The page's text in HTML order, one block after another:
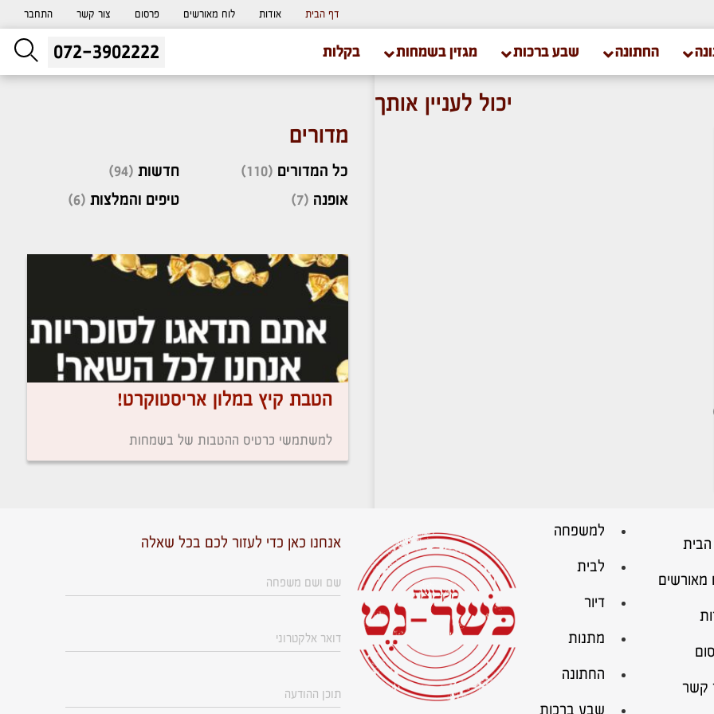
דף הבית אודות לוח מאורשים פרסום צור קשר התחבר
החתונה שבע ברכות מגזין בשמחות בקלות ליעוץ חינם
והזמנת כרטיס שמחות
072-3902222
יכול לעניין אותך
מדורים
כל המדורים (110)
אופנה (7)
חדשות (94)
טיפים והמלצות (6)
הטבת קיץ במלון אריסטוקרט!
למשתמשי כרטיס ההטבות של בשמחות
מאורשים
קשר
למשפחה
לבית
דיור
מתנות
החתונה
שבע ברכות
אנחנו כאן כדי לעזור לכם בכל שאלה